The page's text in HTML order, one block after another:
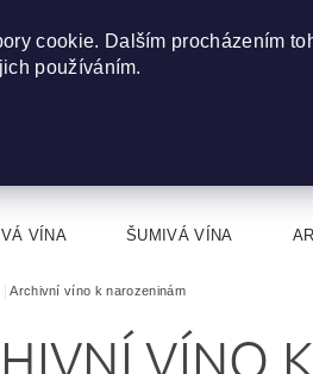
VÍNA ŠUMIVÁ VÍNA
Archivní víno k narozeninám
VÍNO
cookie. Dalším procházením
používáním.